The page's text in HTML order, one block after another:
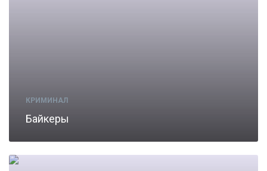
КРИМИНАЛ
Байкеры